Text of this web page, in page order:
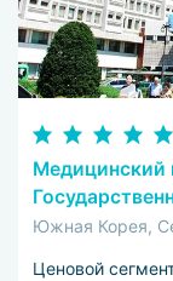
Медицинский
Южная Корея,
Ценовой